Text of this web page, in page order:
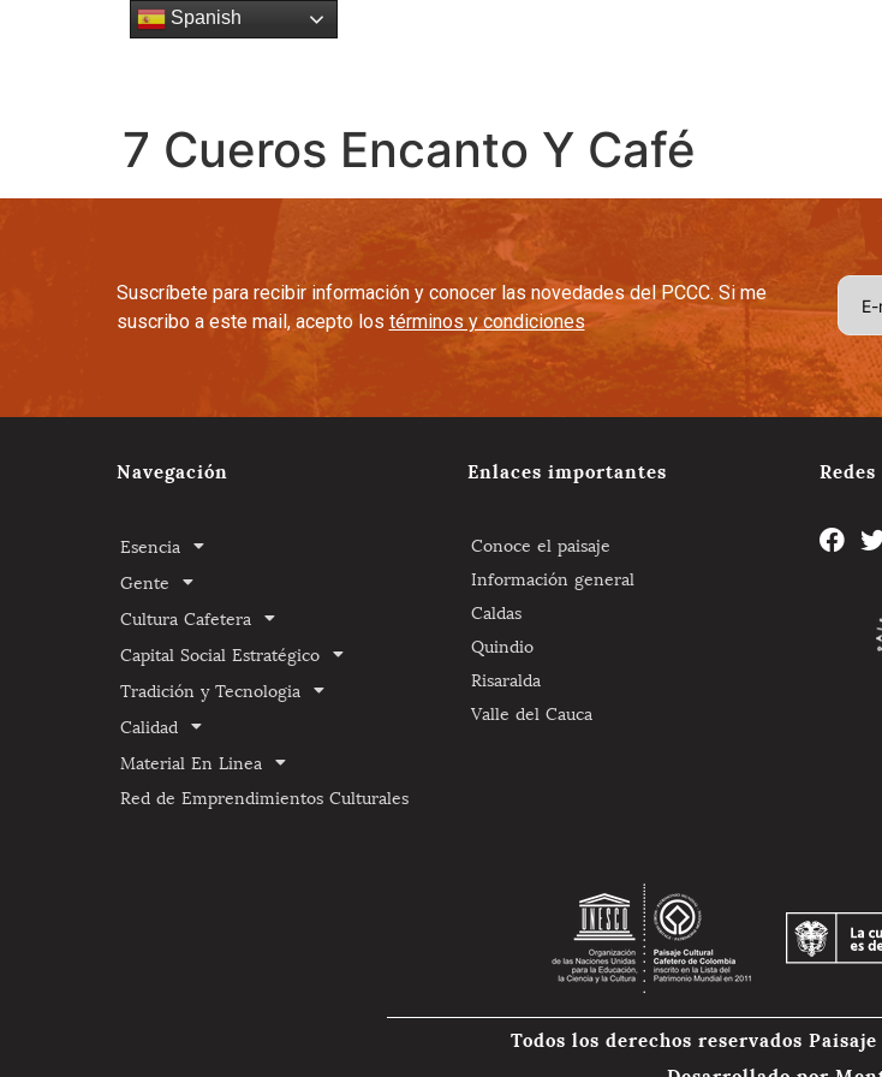
7 Cueros Encanto Y Café
Suscríbete para recibir información y conocer las novedades del PCCC. Si me
suscribo a este mail, acepto los términos y condiciones
Navegación
Esencia
Gente
Cultura Cafetera
Capital Social Estratégico
Tradición y Tecnologia
Calidad
Material En Linea
Red de Emprendimientos Culturales
Enlaces importantes
Conoce el paisaje
Información general
Caldas
Quindio
Risaralda
Valle del Cauca
Todos los derechos reservados
Spanish